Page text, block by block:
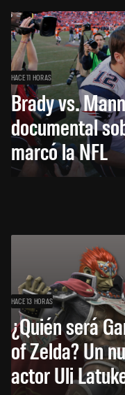
HACE 11 HORAS
Brady vs.
documental
marcó la NFL
HACE 13 HORAS
¿Quién será
of Zelda? Un
actor Uli